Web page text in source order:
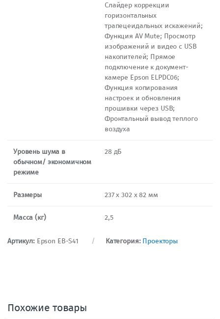
Слайдер коррекции
горизонтальных
трапецеидальных искажений;
Функция AV Mute; Просмотр
изображений и видео с USB
накопителей; Прямое
подключение к документ-
камере Epson ELPDC06;
Функция копирования
настроек и обновления
прошивки через USB;
Фронтальный вывод теплого
воздуха
Уровень шума в
обычном/ экономичном
режиме
28 дБ
Размеры 237 х 302 х 82 мм
Масса (кг) 2,5
Артикул: Epson EB-S41 Категория: Проекторы
Похожие товары